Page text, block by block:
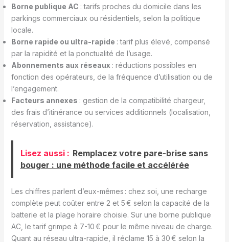
Borne publique AC : tarifs proches du domicile dans les
parkings commerciaux ou résidentiels, selon la politique
locale.
Borne rapide ou ultra-rapide : tarif plus élevé, compensé
par la rapidité et la ponctualité de l’usage.
Abonnements aux réseaux : réductions possibles en
fonction des opérateurs, de la fréquence d’utilisation ou de
l’engagement.
Facteurs annexes : gestion de la compatibilité chargeur,
des frais d’itinérance ou services additionnels (localisation,
réservation, assistance).
Lisez aussi : Remplacez votre pare-brise sans
bouger : une méthode facile et accélérée
Les chiffres parlent d’eux-mêmes : chez soi, une recharge
complète peut coûter entre 2 et 5 € selon la capacité de la
batterie et la plage horaire choisie. Sur une borne publique
AC, le tarif grimpe à 7-10 € pour le même niveau de charge.
Quant au réseau ultra-rapide, il réclame 15 à 30 € selon la